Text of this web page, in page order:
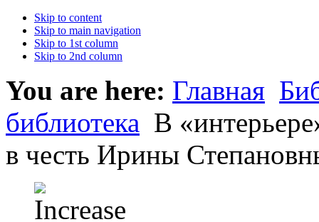
Skip to content
Skip to main navigation
Skip to 1st column
Skip to 2nd column
You are here: Главная
библиотека В
в честь Ирины